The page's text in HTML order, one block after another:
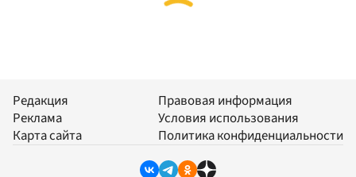
Редакция
Реклама
Карта сайта
Правовая информация
Условия использования
Политика конфиденциальности